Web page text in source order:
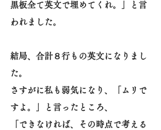
黒板全て英文で埋めてくれ。」と言
われました。
結局、合計８行もの英文になりまし
た。
さすがに私も弱気になり、「ムリで
すよ。」と言ったところ、
「できなければ、その時点で考える